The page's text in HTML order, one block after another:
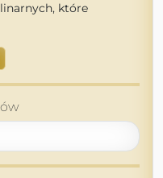
które